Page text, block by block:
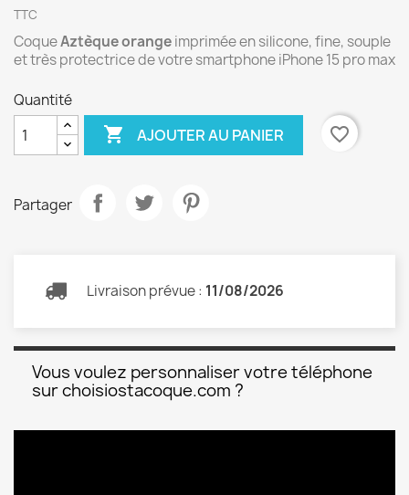
TTC
CoqueAztèque orangeimprimée en silicone, fine, souple
et très protectrice de votre smartphone iPhone 15 pro max
Quantité
 AJOUTER AU PANIER favorite_border
Partager
Livraison prévue : 11/08/2026
Vous voulez personnaliser votre téléphone
sur choisiostacoque.com ?